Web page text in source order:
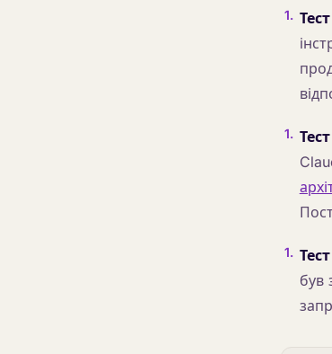
1.
1.
1.
був